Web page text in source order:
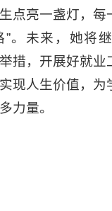
点亮一盏灯，每
”。未来，她将
措，开展好就业
现人生价值，为
力量。